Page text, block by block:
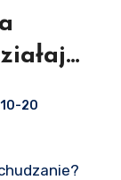
20